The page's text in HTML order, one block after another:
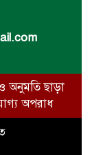
অনুমতি ছাড়া
অপরাধ